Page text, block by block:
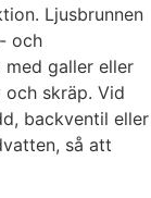
Ljusbrunnen
och
galler eller
skräp. Vid
backventil eller
så att